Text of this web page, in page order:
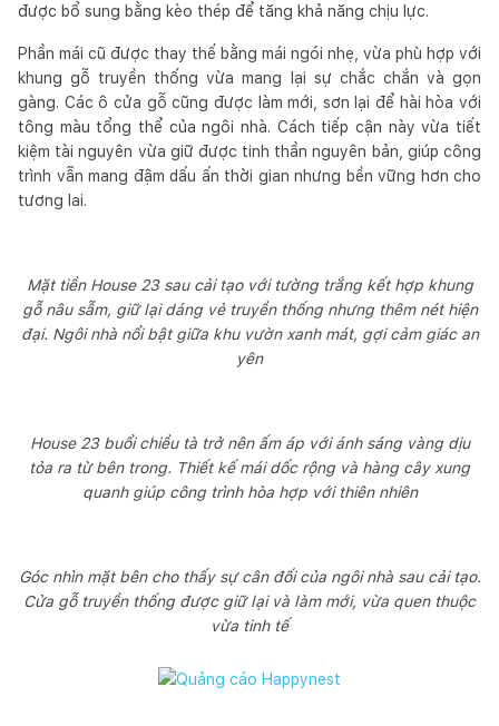
được bổ sung bằng kèo thép để tăng khả năng chịu lực.
Phần mái cũ được thay thế bằng mái ngói nhẹ, vừa phù hợp với
khung gỗ truyền thống vừa mang lại sự chắc chắn và gọn
gàng. Các ô cửa gỗ cũng được làm mới, sơn lại để hài hòa với
tông màu tổng thể của ngôi nhà. Cách tiếp cận này vừa tiết
kiệm tài nguyên vừa giữ được tinh thần nguyên bản, giúp công
trình vẫn mang đậm dấu ấn thời gian nhưng bền vững hơn cho
tương lai.
Mặt tiền House 23 sau cải tạo với tường trắng kết hợp khung
gỗ nâu sẫm, giữ lại dáng vẻ truyền thống nhưng thêm nét hiện
đại. Ngôi nhà nổi bật giữa khu vườn xanh mát, gợi cảm giác an
yên
House 23 buổi chiều tà trở nên ấm áp với ánh sáng vàng dịu
tỏa ra từ bên trong. Thiết kế mái dốc rộng và hàng cây xung
quanh giúp công trình hòa hợp với thiên nhiên
Góc nhìn mặt bên cho thấy sự cân đối của ngôi nhà sau cải tạo.
Cửa gỗ truyền thống được giữ lại và làm mới, vừa quen thuộc
vừa tinh tế